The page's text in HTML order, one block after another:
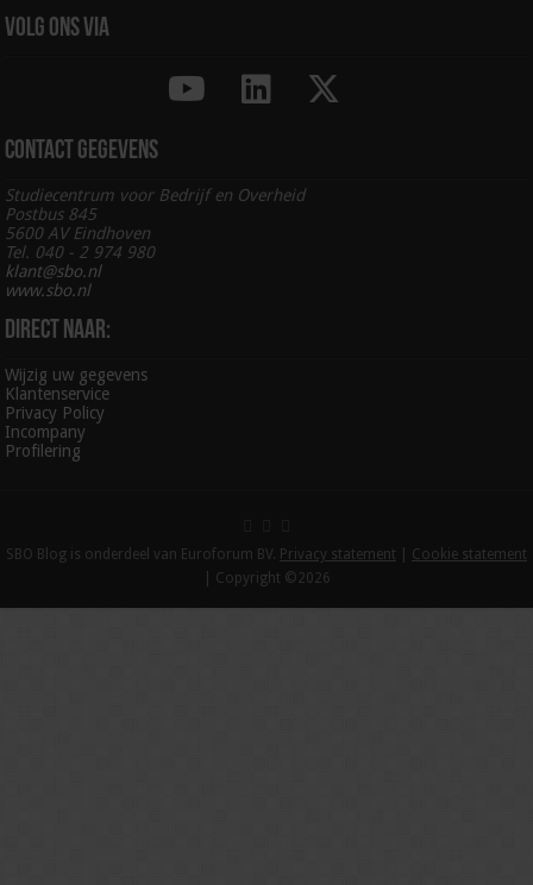
Volg ons via
Contact gegevens
Studiecentrum voor Bedrijf en Overheid
Postbus 845
5600 AV Eindhoven
Tel. 040 - 2 974 980
klant@sbo.nl
www.sbo.nl
Direct naar:
Wijzig uw gegevens
Klantenservice
Privacy Policy
Incompany
Profilering
SBO Blog is onderdeel van Euroforum BV. Privacy statement
Cookie statement
| Copyright ©2026